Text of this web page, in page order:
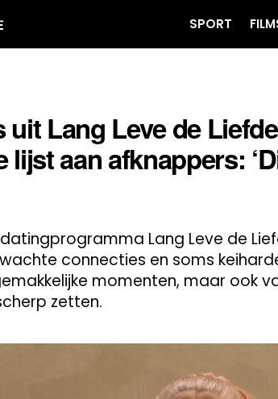
SPORT
uit Lang Leve de
lijst aan afknappers:
Lang Leve de
connecties en soms
momenten, maar ook
zetten.